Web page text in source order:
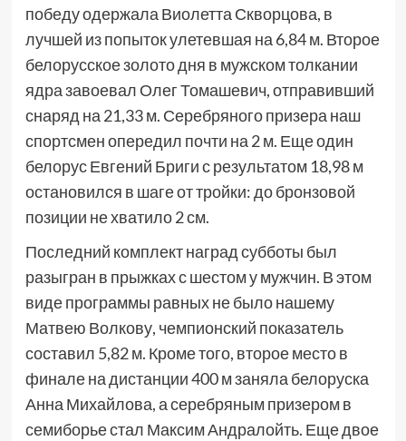
победу одержала Виолетта Скворцова, в
лучшей из попыток улетевшая на 6,84 м. Второе
белорусское золото дня в мужском толкании
ядра завоевал Олег Томашевич, отправивший
снаряд на 21,33 м. Серебряного призера наш
спортсмен опередил почти на 2 м. Еще один
белорус Евгений Бриги с результатом 18,98 м
остановился в шаге от тройки: до бронзовой
позиции не хватило 2 см.
Последний комплект наград субботы был
разыгран в прыжках с шестом у мужчин. В этом
виде программы равных не было нашему
Матвею Волкову, чемпионский показатель
составил 5,82 м. Кроме того, второе место в
финале на дистанции 400 м заняла белоруска
Анна Михайлова, а серебряным призером в
семиборье стал Максим Андралойть. Еще двое